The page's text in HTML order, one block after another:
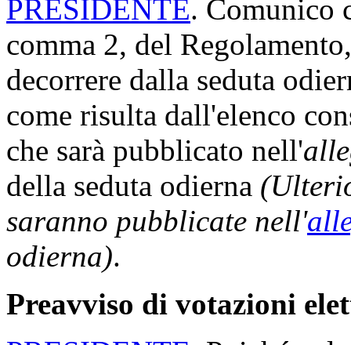
Invito il deputato
verbale della seduta
BENEDETTO DELLA
processo verbale della
PRESIDENTE. Se non vi
verbale si intende
(È approvato)
Missioni.